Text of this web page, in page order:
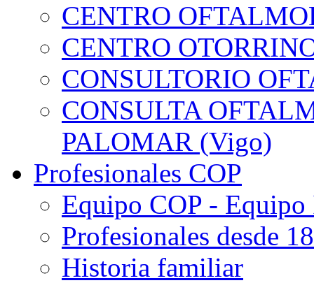
CENTRO
CENTRO
CONSULTORIO
CONSULTA
PALOMAR (Vigo)
Profesionales COP
Equipo COP -
Profesionales desde
Historia familiar